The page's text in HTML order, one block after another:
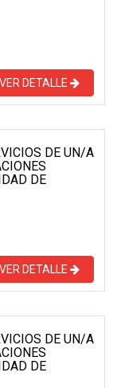
VER DETALLE
DE UN/A
DE
VER DETALLE
DE UN/A
DE